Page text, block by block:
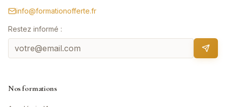
info@formationofferte.fr
Restez informé :
Nos formations